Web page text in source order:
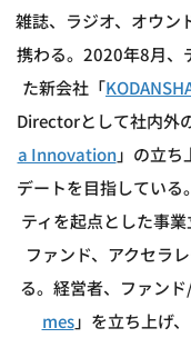
雑誌、ラジオ、オウン
携わる。2020年8月、
た新会社「
Directorとして社内外
a Innovation」の立ち
デートを目指している
ティを起点とした事
ファンド、アクセラ
る。経営者、ファン
mes」を立ち上げ